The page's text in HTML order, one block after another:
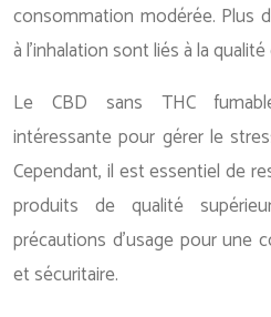
consommation modérée. Plus
à l’inhalation sont liés à la
Le CBD sans THC
intéressante pour gérer le
Cependant, il est essentiel de
produits de qualité
précautions d’usage pour une
et sécuritaire.